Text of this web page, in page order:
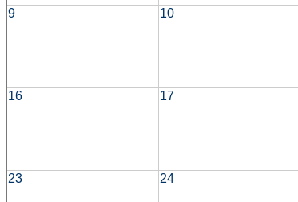
9 10
16 17
23 24